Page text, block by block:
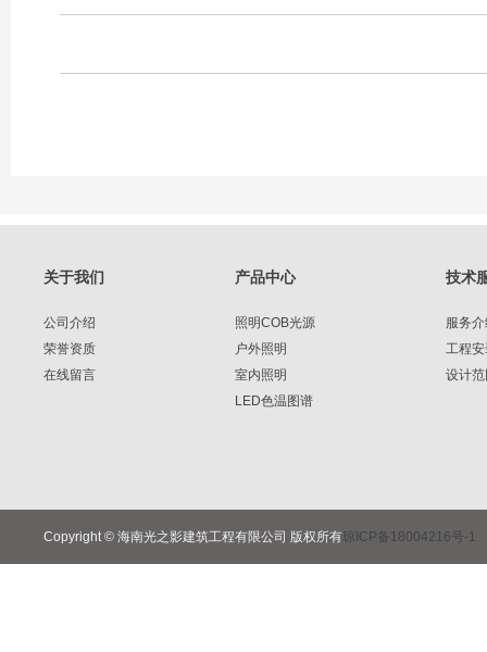
关于我们
公司介绍
荣誉资质
在线留言
产品中心
照明COB光源
户外照明
室内照明
LED色温图谱
技术
服务
工程
设计
Copyright © 海南光之影建筑工程有限公司 版权所有琼ICP备18004216号-1